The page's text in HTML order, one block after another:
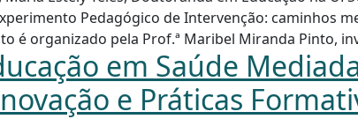
Pedagógico de Intervenção: caminhos
é organizado pela Prof.ª Maribel Miranda Pinto,
em Saúde
e Práticas